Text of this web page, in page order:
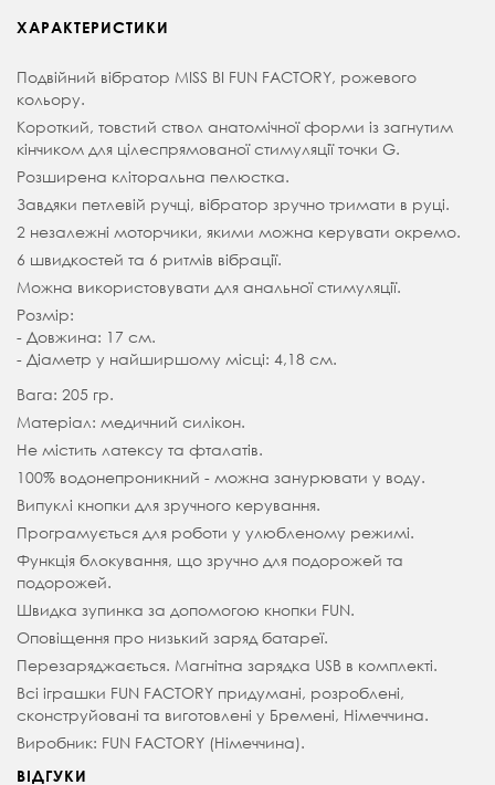
ХАРАКТЕРИСТИКИ
Подвійний вібратор MISS BI FUN FACTORY, рожевого
кольору.
Короткий, товстий ствол анатомічної форми із загнутим
кінчиком для цілеспрямованої стимуляції точки G.
Розширена кліторальна пелюстка.
Завдяки петлевій ручці, вібратор зручно тримати в руці.
2 незалежні моторчики, якими можна керувати окремо.
6 швидкостей та 6 ритмів вібрації.
Можна використовувати для анальної стимуляції.
Розмір:
- Довжина: 17 см.
- Діаметр у найширшому місці: 4,18 см.
Вага: 205 гр.
Матеріал: медичний силікон.
Не містить латексу та фталатів.
100% водонепроникний - можна занурювати у воду.
Випуклі кнопки для зручного керування.
Програмується для роботи у улюбленому режимі.
Функція блокування, що зручно для подорожей та
подорожей.
Швидка зупинка за допомогою кнопки FUN.
Оповіщення про низький заряд батареї.
Перезаряджається. Магнітна зарядка USB в комплекті.
Всі іграшки FUN FACTORY придумані, розроблені,
сконструйовані та виготовлені у Бремені, Німеччина.
Виробник: FUN FACTORY (Німеччина).
ВІДГУКИ